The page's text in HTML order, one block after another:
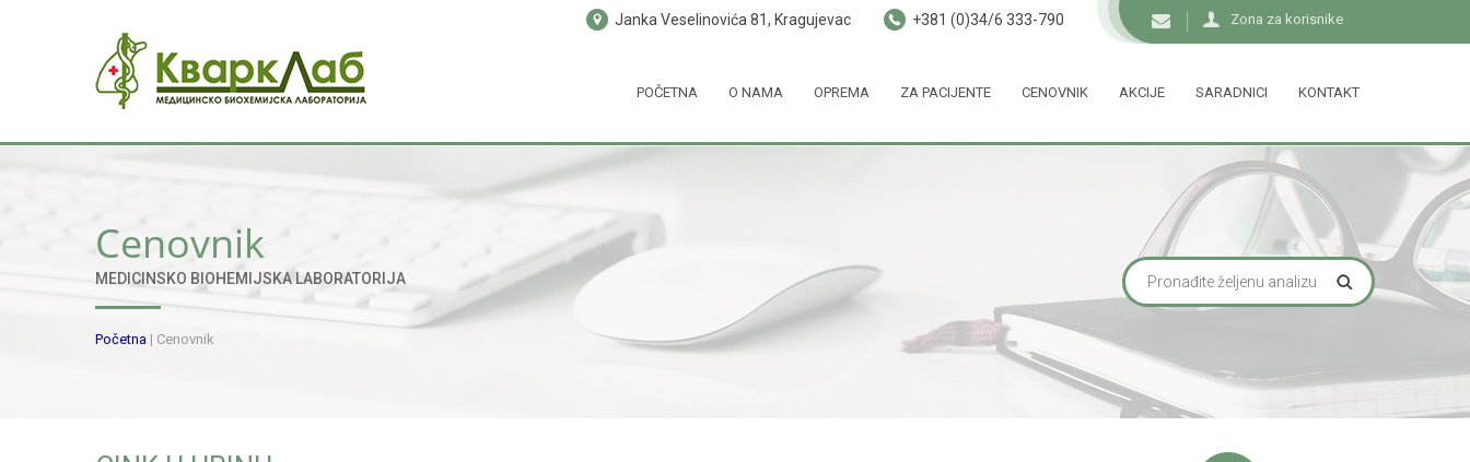
Zona za korisnike
Janka Veselinovića 81, Kragujevac +381 (0)34/6 333-790
POČETNA O NAMA OPREMA ZA PACIJENTE CENOVNIK AKCIJE SARADNICI KONTAKT
Cenovnik
MEDICINSKO BIOHEMIJSKA LABORATORIJA
Početna | Cenovnik